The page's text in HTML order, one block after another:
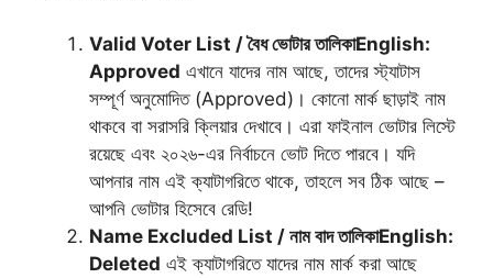
Valid Voter List / বৈধ ভোটার তালিকাEnglish:
Approved এখানে যাদের নাম আছে, তাদের স্ট্যাটাস
সম্পূর্ণ অনুমোদিত (Approved)। কোনো মার্ক ছাড়াই নাম
থাকবে বা সরাসরি ক্লিয়ার দেখাবে। এরা ফাইনাল ভোটার লিস্টে
রয়েছে এবং ২০২৬-এর নির্বাচনে ভোট দিতে পারবে। যদি
আপনার নাম এই ক্যাটাগরিতে থাকে, তাহলে সব ঠিক আছে –
আপনি ভোটার হিসেবে রেডি!
Name Excluded List / নাম বাদ তালিকাEnglish:
Deleted এই ক্যাটাগরিতে যাদের নাম মার্ক করা আছে